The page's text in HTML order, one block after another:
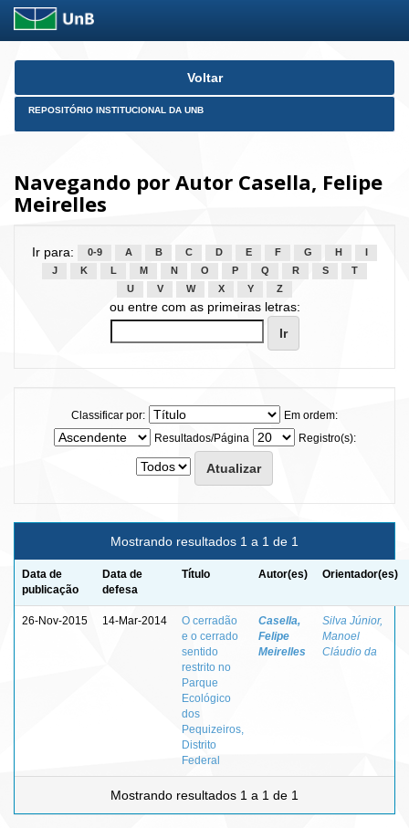
Skip
Voltar
REPOSITÓRIO INSTITUCIONAL DA UNB
Navegando por Autor Casella, Felipe
Meirelles
Ir para: 0-9 A B C D E F G H
J
K L M N O P Q R S
T
U
V W X Y Z
ou entre com as primeiras letras:
Classificar por:
Em ordem:
Resultados/Página
Registro(s):
Mostrando resultados 1 a 1 de 1
Data de
publicação
Data de
defesa
Título Autor(es) Orientador(es)
26-Nov-2015 14-Mar-2014
O cerradão
e o cerrado
sentido
restrito no
Parque
Ecológico
dos
Pequizeiros,
Distrito
Federal
Casella,
Felipe
Meirelles
Silva Júnior,
Manoel
Cláudio da
Mostrando resultados 1 a 1 de 1